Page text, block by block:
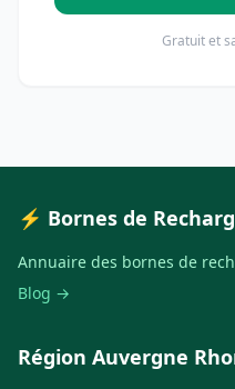
Gratuit et
⚡ Bornes de
Annuaire des bornes de
Blog →
Région Auvergne